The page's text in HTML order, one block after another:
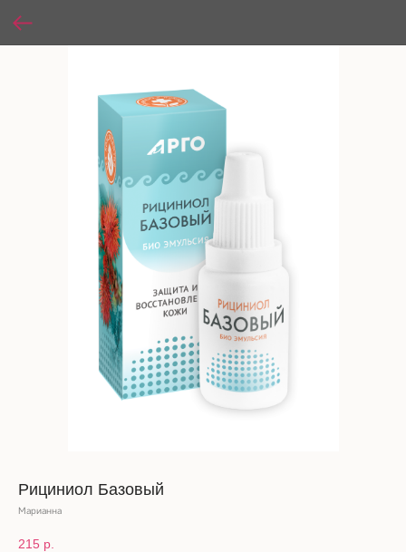
Рициниол Базовый
Марианна
215 р.